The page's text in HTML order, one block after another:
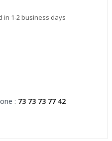
in 1-2 business days
: 73 73 73 77 42